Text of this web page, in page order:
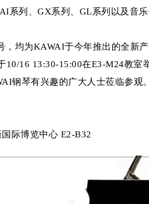
系列、GX系列、GL系列以及音
均为KAWAI于今年推出的全新产
16 13:30-15:00在E3-M24教
琴有兴趣的广大人士莅临参观。
际博览中心 E2-B32